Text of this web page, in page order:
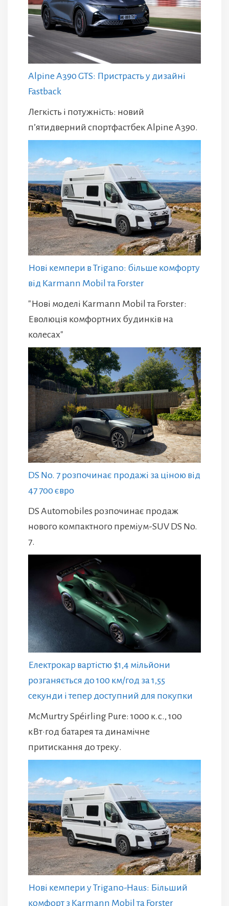
Alpine A390 GTS: Пристрасть у дизайні
Fastback
Легкість і потужність: новий
п’ятидверний спортфастбек Alpine A390.
Нові кемпери в Trigano: більше комфорту
від Karmann Mobil та Forster
"Нові моделі Karmann Mobil та Forster:
Еволюція комфортних будинків на
колесах"
DS No. 7 розпочинає продажі за ціною від
47 700 євро
DS Automobiles розпочинає продаж
нового компактного преміум-SUV DS No.
7.
Електрокар вартістю $1,4 мільйони
розганяється до 100 км/год за 1,55
секунди і тепер доступний для покупки
McMurtry Spéirling Pure: 1000 к.с., 100
кВт·год батарея та динамічне
притискання до треку.
Нові кемпери у Trigano-Haus: Більший
комфорт з Karmann Mobil та Forster